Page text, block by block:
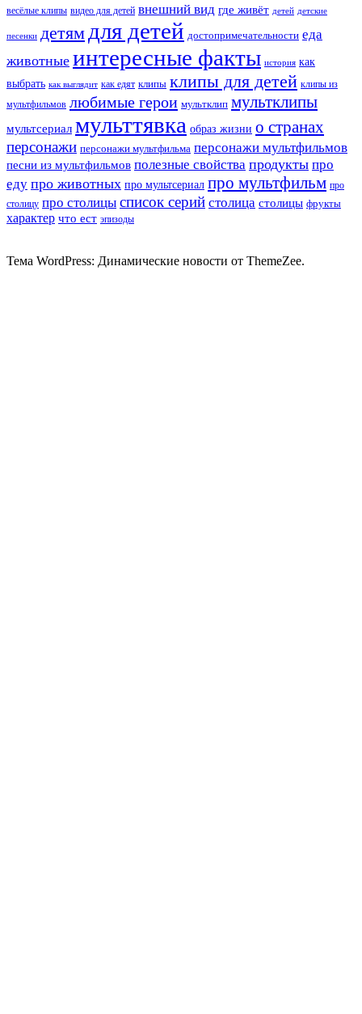
весёлые клипы видео для детей внешний вид где живёт детей детские
песенки детям для детей достопримечательности еда
животные интересные факты история как
выбрать как выглядит как едят клипы клипы для детей клипы из
мультфильмов любимые герои мультклип мультклипы
мультсериал мульттявка образ жизни о странах
персонажи персонажи мультфильма персонажи мультфильмов
песни из мультфильмов полезные свойства продукты про
еду про животных про мультсериал про мультфильм про
столицу про столицы список серий столица столицы фрукты
характер что ест эпизоды
Тема WordPress: Динамические новости от ThemeZee.